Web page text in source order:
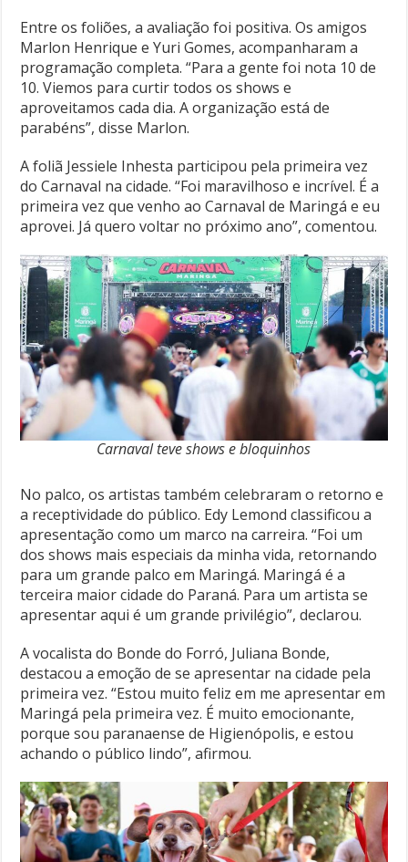
Entre os foliões, a avaliação foi positiva. Os amigos
Marlon Henrique e Yuri Gomes, acompanharam a
programação completa. “Para a gente foi nota 10 de
10. Viemos para curtir todos os shows e
aproveitamos cada dia. A organização está de
parabéns”, disse Marlon.
A foliã Jessiele Inhesta participou pela primeira vez
do Carnaval na cidade. “Foi maravilhoso e incrível. É a
primeira vez que venho ao Carnaval de Maringá e eu
aprovei. Já quero voltar no próximo ano”, comentou.
Carnaval teve shows e bloquinhos
No palco, os artistas também celebraram o retorno e
a receptividade do público. Edy Lemond classificou a
apresentação como um marco na carreira. “Foi um
dos shows mais especiais da minha vida, retornando
para um grande palco em Maringá. Maringá é a
terceira maior cidade do Paraná. Para um artista se
apresentar aqui é um grande privilégio”, declarou.
A vocalista do Bonde do Forró, Juliana Bonde,
destacou a emoção de se apresentar na cidade pela
primeira vez. “Estou muito feliz em me apresentar em
Maringá pela primeira vez. É muito emocionante,
porque sou paranaense de Higienópolis, e estou
achando o público lindo”, afirmou.